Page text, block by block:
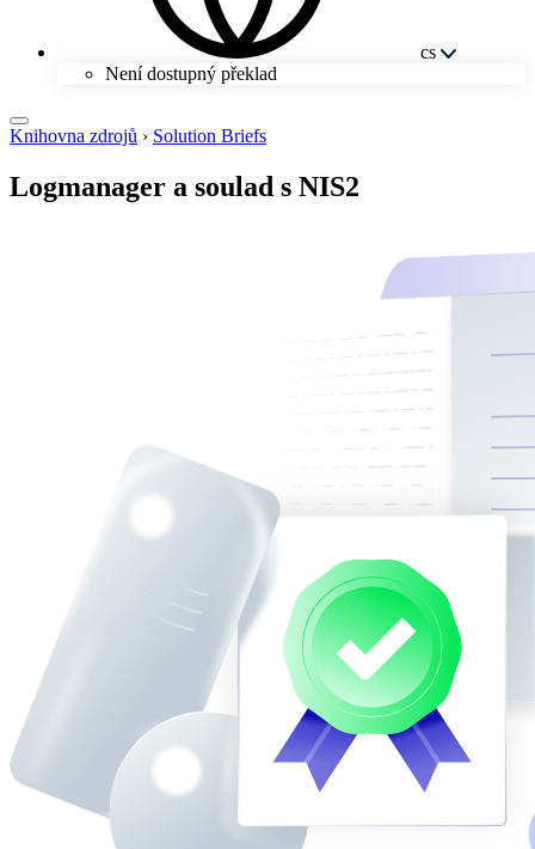
cs
Není dostupný překlad
Knihovna zdrojů › Solution Briefs
Logmanager a soulad s NIS2